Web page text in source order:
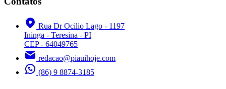
Rua Dr Ocilio Lago - 1197
Ininga - Teresina - PI
CEP - 64049765
redacao@piauihoje.com
(86) 9 8874-3185